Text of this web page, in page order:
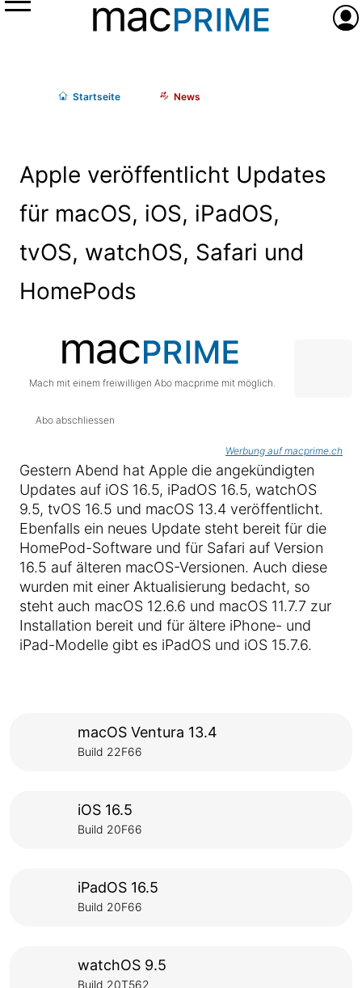
Menü
Startseite News
Apple veröffentlicht Updates
für macOS, iOS, iPadOS,
tvOS, watchOS, Safari und
HomePods
Mach mit einem freiwilligen Abo macprime mit möglich.
Abo abschliessen
Werbung auf macprime.ch
Gestern Abend hat Apple die angekündigten
Updates auf iOS 16.5, iPadOS 16.5, watchOS
9.5, tvOS 16.5 und macOS 13.4 veröffentlicht.
Ebenfalls ein neues Update steht bereit für die
HomePod-Software und für Safari auf Version
16.5 auf älteren macOS-Versionen. Auch diese
wurden mit einer Aktualisierung bedacht, so
steht auch macOS 12.6.6 und macOS 11.7.7 zur
Installation bereit und für ältere iPhone- und
iPad-Modelle gibt es iPadOS und iOS 15.7.6.
macOS Ventura 13.4
Build 22F66
iOS 16.5
Build 20F66
iPadOS 16.5
Build 20F66
watchOS 9.5
Build 20T562